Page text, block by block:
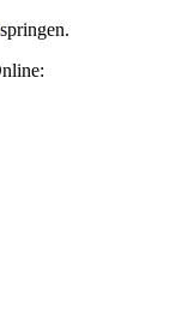
springen.